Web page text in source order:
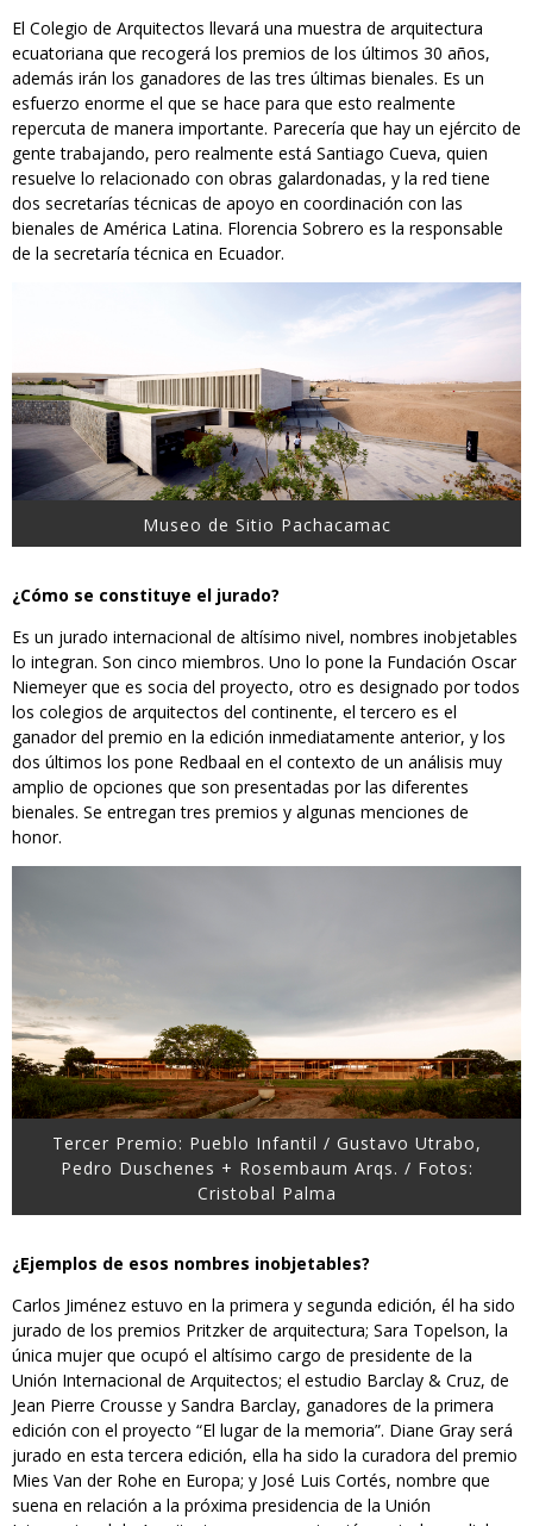
El Colegio de Arquitectos llevará una muestra de arquitectura
ecuatoriana que recogerá los premios de los últimos 30 años,
además irán los ganadores de las tres últimas bienales. Es un
esfuerzo enorme el que se hace para que esto realmente
repercuta de manera importante. Parecería que hay un ejército de
gente trabajando, pero realmente está Santiago Cueva, quien
resuelve lo relacionado con obras galardonadas, y la red tiene
dos secretarías técnicas de apoyo en coordinación con las
bienales de América Latina. Florencia Sobrero es la responsable
de la secretaría técnica en Ecuador.
Museo de Sitio Pachacamac
¿Cómo se constituye el jurado?
Es un jurado internacional de altísimo nivel, nombres inobjetables
lo integran. Son cinco miembros. Uno lo pone la Fundación Oscar
Niemeyer que es socia del proyecto, otro es designado por todos
los colegios de arquitectos del continente, el tercero es el
ganador del premio en la edición inmediatamente anterior, y los
dos últimos los pone Redbaal en el contexto de un análisis muy
amplio de opciones que son presentadas por las diferentes
bienales. Se entregan tres premios y algunas menciones de
honor.
Tercer Premio: Pueblo Infantil / Gustavo Utrabo,
Pedro Duschenes + Rosembaum Arqs. / Fotos:
Cristobal Palma
¿Ejemplos de esos nombres inobjetables?
Carlos Jiménez estuvo en la primera y segunda edición, él ha sido
jurado de los premios Pritzker de arquitectura; Sara Topelson, la
única mujer que ocupó el altísimo cargo de presidente de la
Unión Internacional de Arquitectos; el estudio Barclay & Cruz, de
Jean Pierre Crousse y Sandra Barclay, ganadores de la primera
edición con el proyecto “El lugar de la memoria”. Diane Gray será
jurado en esta tercera edición, ella ha sido la curadora del premio
Mies Van der Rohe en Europa; y José Luis Cortés, nombre que
suena en relación a la próxima presidencia de la Unión